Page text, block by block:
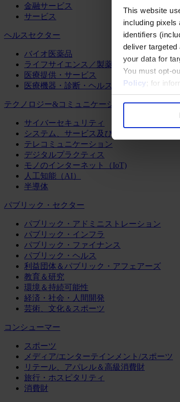
This website
including
identifiers
deliver
your data for
You must opt-
Policy; for
金融サービス
サービス
ヘルスセクター
バイオ医薬品
ライフサイエンス／製薬
医療提供・サービス
医療機器・診断・ヘルスケアテクノロジー
テクノロジー&コミュニケーション
サイバーセキュリティ
システム、サービス及びソフトウェア
テレコミュニケーション
デジタルプラクティス
モノのインターネット（IoT)
人工知能（AI）
半導体
パブリック・セクター
パブリック・アドミニストレーション
パブリック・インフラ
パブリック・ファイナンス
パブリック・ヘルス
利益団体＆パブリック・アフェアーズ
教育＆研究
環境＆持続可能性
経済・社会・人間開発
芸術、文化＆スポーツ
コンシューマー
スポーツ
メディア/エンターテインメント/スポーツ
リテール、アパレル＆高級消費財
旅行・ホスピタリティ
消費財